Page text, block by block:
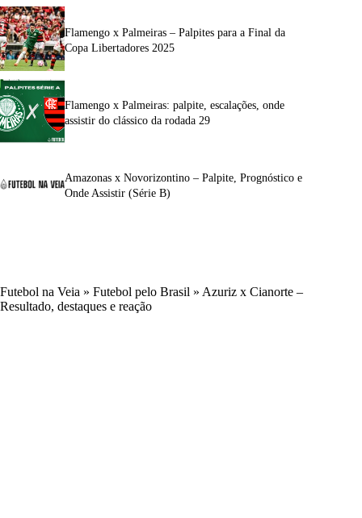
Flamengo x Palmeiras – Palpites para a Final da
Copa Libertadores 2025
Flamengo x Palmeiras: palpite, escalações, onde
assistir do clássico da rodada 29
Amazonas x Novorizontino – Palpite, Prognóstico e
Onde Assistir (Série B)
Futebol na Veia » Futebol pelo Brasil » Azuriz x Cianorte –
Resultado, destaques e reação